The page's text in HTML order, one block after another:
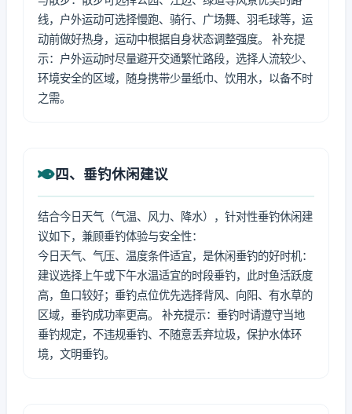
线，户外运动可选择慢跑、骑行、广场舞、羽毛球等，运
动前做好热身，运动中根据自身状态调整强度。 补充提
示：户外运动时尽量避开交通繁忙路段，选择人流较少、
环境安全的区域，随身携带少量纸巾、饮用水，以备不时
之需。
四、垂钓休闲建议
结合今日天气（气温、风力、降水），针对性垂钓休闲建
议如下，兼顾垂钓体验与安全性：
今日天气、气压、温度条件适宜，是休闲垂钓的好时机：
建议选择上午或下午水温适宜的时段垂钓，此时鱼活跃度
高，鱼口较好；垂钓点位优先选择背风、向阳、有水草的
区域，垂钓成功率更高。 补充提示：垂钓时请遵守当地
垂钓规定，不违规垂钓、不随意丢弃垃圾，保护水体环
境，文明垂钓。